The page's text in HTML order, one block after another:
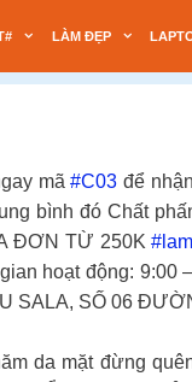
LÀM ĐẸP
mã#C03 để
bình đó Chất
ĐƠN TỪ 250K
hoạt động:
SALA, SỐ 06
da mặt đừng